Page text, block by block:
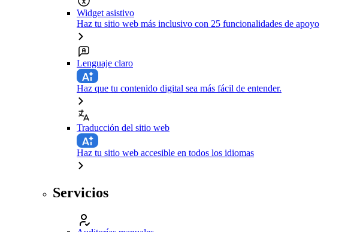
Widget asistivo
Haz tu sitio web más inclusivo con 25 funcionalidades de apoyo
Lenguaje claro
Haz que tu contenido digital sea más fácil de entender.
Traducción del sitio web
Haz tu sitio web accesible en todos los idiomas
Servicios